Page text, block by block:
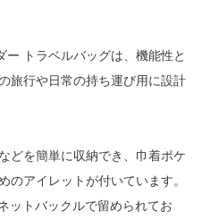
トラベルバッグは、機能性と
旅行や日常の持ち運び用に設計
どを簡単に収納でき、巾着ポケ
アイレットが付いています。
ットバックルで留められてお